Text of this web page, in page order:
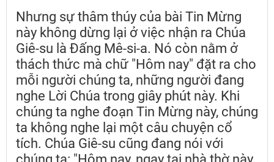
Nhưng sự thâm thúy của bài Tin Mừng
này không dừng lại ở việc nhận ra Chúa
Giê-su là Đấng Mê-si-a. Nó còn nằm ở
thách thức mà chữ "Hôm nay" đặt ra cho
mỗi người chúng ta, những người đang
nghe Lời Chúa trong giây phút này. Khi
chúng ta nghe đoạn Tin Mừng này, chúng
ta không nghe lại một câu chuyện cổ
tích. Chúa Giê-su cũng đang nói với